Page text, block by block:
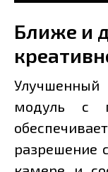
Ближе и
модуль с
разрешение